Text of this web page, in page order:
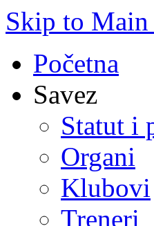
Skip to Main
Početna
Savez
Statut i
Organi
Klubovi
Treneri